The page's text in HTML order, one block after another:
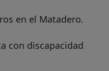
en el Matadero.
con discapacidad